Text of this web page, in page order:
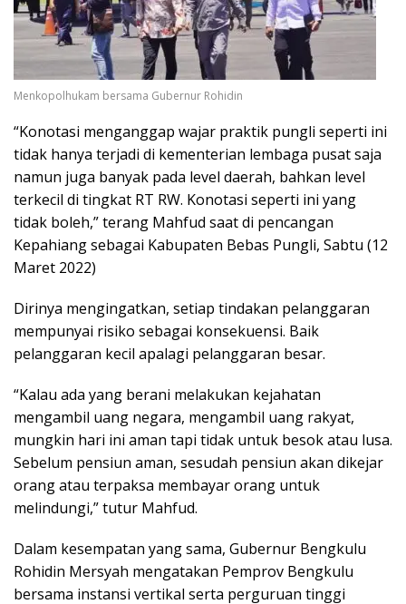
Menkopolhukam bersama Gubernur Rohidin
“Konotasi menganggap wajar praktik pungli seperti ini
tidak hanya terjadi di kementerian lembaga pusat saja
namun juga banyak pada level daerah, bahkan level
terkecil di tingkat RT RW. Konotasi seperti ini yang
tidak boleh,” terang Mahfud saat di pencangan
Kepahiang sebagai Kabupaten Bebas Pungli, Sabtu (12
Maret 2022)
Dirinya mengingatkan, setiap tindakan pelanggaran
mempunyai risiko sebagai konsekuensi. Baik
pelanggaran kecil apalagi pelanggaran besar.
“Kalau ada yang berani melakukan kejahatan
mengambil uang negara, mengambil uang rakyat,
mungkin hari ini aman tapi tidak untuk besok atau lusa.
Sebelum pensiun aman, sesudah pensiun akan dikejar
orang atau terpaksa membayar orang untuk
melindungi,” tutur Mahfud.
Dalam kesempatan yang sama, Gubernur Bengkulu
Rohidin Mersyah mengatakan Pemprov Bengkulu
bersama instansi vertikal serta perguruan tinggi